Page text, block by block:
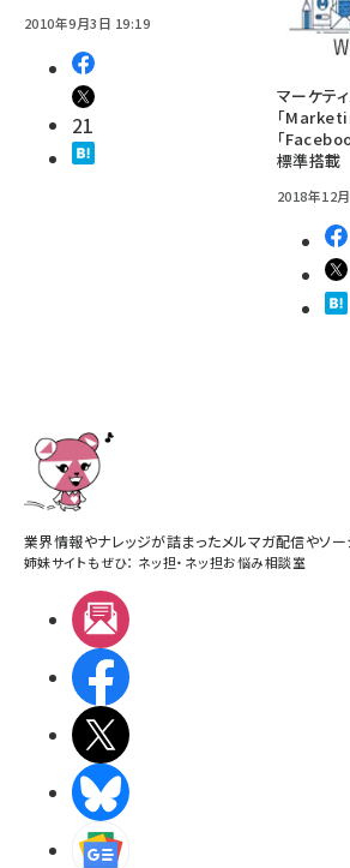
2010年9月3日 19:19
21
マーケテ
「
「
標準搭載
2018年12
業界情報やナレッジが詰まったメルマガ配信やソー
姉妹サイトもぜひ： ネッ担・ ネッ担お悩み相談室